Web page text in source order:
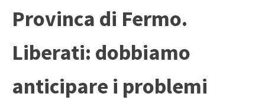
Provinca di Fermo.
Liberati: dobbiamo
anticipare i problemi